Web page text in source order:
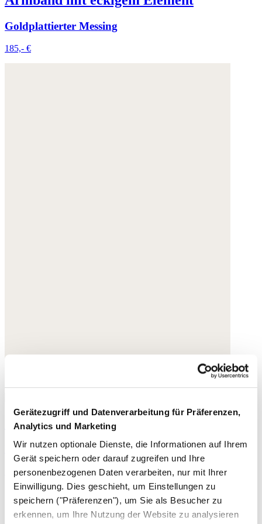
Gerätezugriff und Datenverarbeitung für Präferenzen,
Analytics und Marketing
Wir nutzen optionale Dienste, die Informationen auf Ihrem
Gerät speichern oder darauf zugreifen und Ihre
personenbezogenen Daten verarbeiten, nur mit Ihrer
Einwilligung. Dies geschieht, um Einstellungen zu
speichern ("Präferenzen"), um Sie als Besucher zu
erkennen, um Ihre Nutzung der Website zu analysieren
Goldplattierter Messing
185,- €
Geflochtene Sandalen
Leder
195,- €